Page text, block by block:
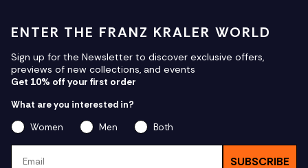
ENTER THE FRANZ KRALER WORLD
Sign up for the Newsletter to discover exclusive offers,
previews of new collections, and events
Get 10% off your first order
What are you interested in?
Women
Men
Both
SUBSCRIBE